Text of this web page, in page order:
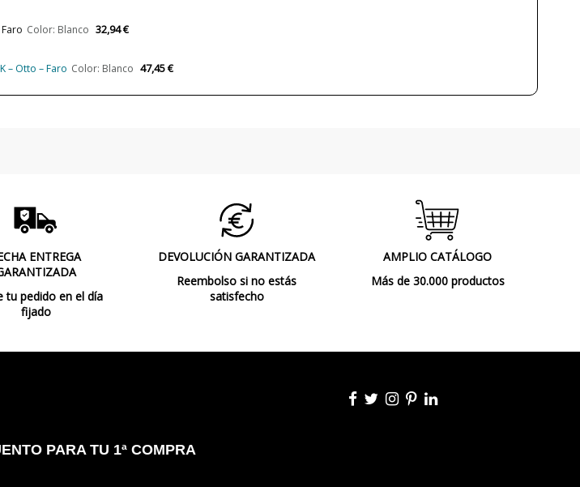
Temperatura de Color
Estado
Color: Blanco 32,94 €
– Otto – Faro Color: Blanco 47,45 €
ENTREGA
tu pedido en el día
fijado
DEVOLUCIÓN GARANTIZADA
Reembolso si no estás
satisfecho
AMPLIO CATÁLOGO
Más de 30.000 productos